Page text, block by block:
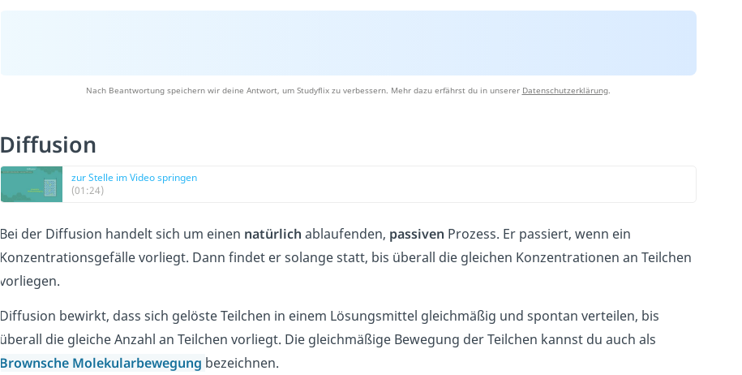
Nach Beantwortung speichern wir deine Antwort, um Studyflix zu verbessern. Mehr dazu erfährst du in unserer Datenschutzerklärung.
Diffusion
zur Stelle im Video springen
(01:24)
Bei der Diffusion handelt sich um einen natürlich ablaufenden, passiven Prozess. Er passiert, wenn ein
Konzentrationsgefälle vorliegt. Dann findet er solange statt, bis überall die gleichen Konzentrationen an Teilchen
vorliegen.
Diffusion bewirkt, dass sich gelöste Teilchen in einem Lösungsmittel gleichmäßig und spontan verteilen, bis
überall die gleiche Anzahl an Teilchen vorliegt. Die gleichmäßige Bewegung der Teilchen kannst du auch als
Brownsche Molekularbewegung bezeichnen.